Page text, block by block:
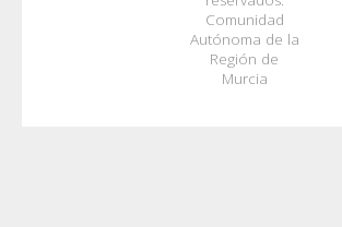
Comunidad
Autónoma de la
Región de
Murcia